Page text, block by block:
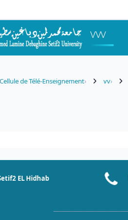
vvv
Cellule de Télé-Enseignement vv
EL Hidhab